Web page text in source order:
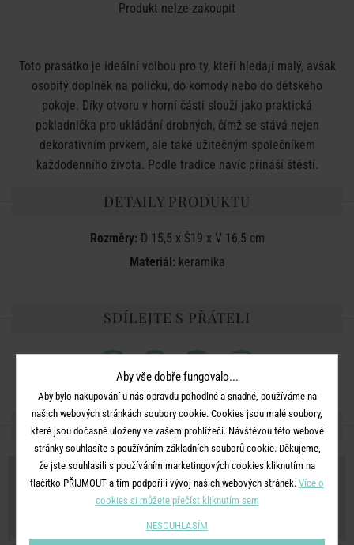
Produkt nelze zakoupit
Toto prasátko je ideální volbou pro ty, kteří hledají malý, avšak
osobitý doplněk na poličku, do komody nebo do dětského
pokoje. Díky otvoru v horní části slouží jako praktická
pokladnička pro ukládání drobných, čímž se stává nejen
dekorativním prvkem, ale také užitečným společníkem
každodenního života. Podle tradice navíc přináší štěstí.
DETAILY PRODUKTU
Rozměry: D 15,5 x Š19 x V 16,5 cm
Materiál:keramika
SDÍLEJTE S PŘÁTELI
DALŠÍ PRODUKTY ZE SÉRIE
-30%
Aby vše dobře fungovalo...
Aby bylo nakupování u nás opravdu pohodlné a snadné, používáme na
našich webových stránkách soubory cookie. Cookies jsou malé soubory,
které jsou dočasně uloženy ve vašem prohlížeči. Návštěvou této webové
stránky souhlasíte s používáním základních souborů cookie. Děkujeme,
že jste souhlasili s používáním marketingových cookies kliknutím na
tlačítko PŘIJMOUT a tím podpořili vývoj našich webových stránek. Více o
cookies si můžete přečíst kliknutím sem
NESOUHLASÍM